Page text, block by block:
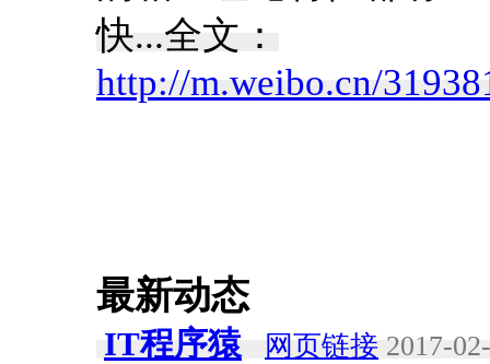
快...全文：
http://m.weibo.cn/
最新动态
IT程序猿 网页链接 2017-